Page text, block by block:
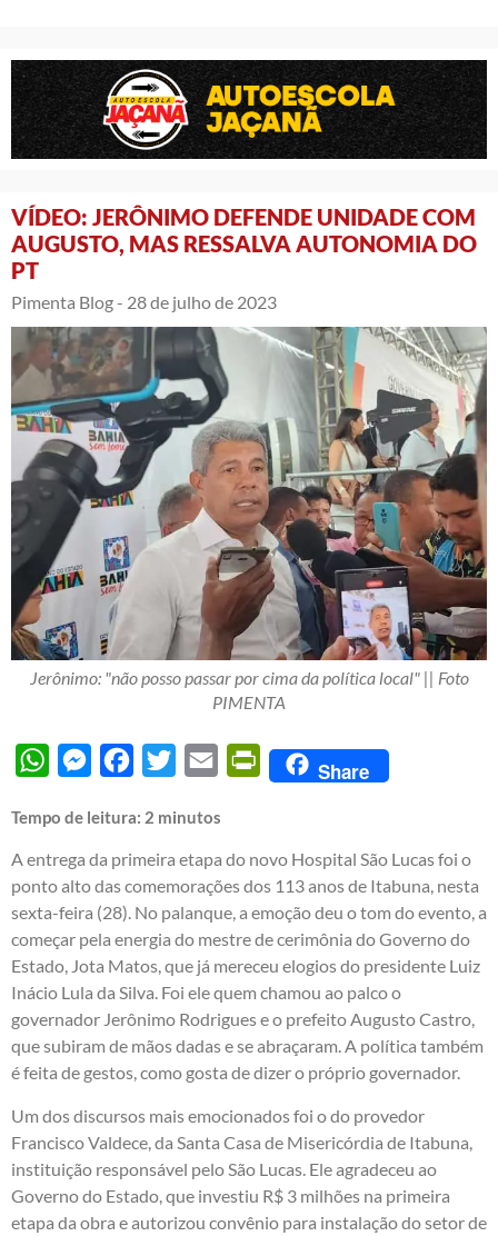
VÍDEO: JERÔNIMO DEFENDE UNIDADE COM
AUGUSTO, MAS RESSALVA AUTONOMIA DO
PT
Pimenta Blog - 28 de julho de 2023
Jerônimo: "não posso passar por cima da política local" || Foto
PIMENTA
WhatsAppMessengerFacebook
Twitter Email PrintFriendly
Share
Tempo de leitura: 2 minutos
A entrega da primeira etapa do novo Hospital São Lucas foi o
ponto alto das comemorações dos 113 anos de Itabuna, nesta
sexta-feira (28). No palanque, a emoção deu o tom do evento, a
começar pela energia do mestre de cerimônia do Governo do
Estado, Jota Matos, que já mereceu elogios do presidente Luiz
Inácio Lula da Silva. Foi ele quem chamou ao palco o
governador Jerônimo Rodrigues e o prefeito Augusto Castro,
que subiram de mãos dadas e se abraçaram. A política também
é feita de gestos, como gosta de dizer o próprio governador.
Um dos discursos mais emocionados foi o do provedor
Francisco Valdece, da Santa Casa de Misericórdia de Itabuna,
instituição responsável pelo São Lucas. Ele agradeceu ao
Governo do Estado, que investiu R$ 3 milhões na primeira
etapa da obra e autorizou convênio para instalação do setor de